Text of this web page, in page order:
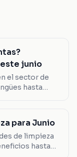
junio
el sector de
hasta
para Junio
de limpieza
hasta